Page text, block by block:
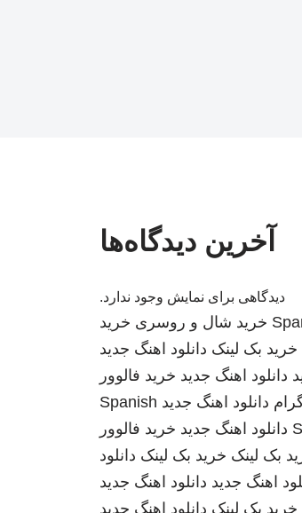
آخرین دیدگاه‌ها
دیدگاهی برای نمایش وجود ندارد.
خرید شال و روسری خرید
خرید بک لینک دانلود اهنگ جدید
دانلود اهنگ جدید خرید فالوور
دانلود اهنگ جدید Spanish
دانلود اهنگ جدید خرید فالوور
بک لینک خرید بک لینک دانلود
اهنگ جدید دانلود اهنگ جدید
خرید بک لینک دانلود اهنگ جدید